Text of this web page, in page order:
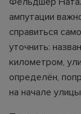
ампутации
справиться
уточнить:
километром,
определён,
на начале